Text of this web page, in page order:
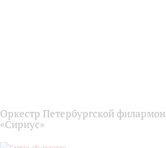
Оркестр Петербургской
«Сириус»